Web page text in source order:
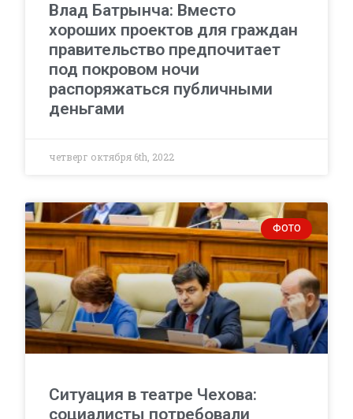
Влад Батрынча: Вместо
хороших проектов для граждан
правительство предпочитает
под покровом ночи
распоряжаться публичными
деньгами
четверг октября 6th, 2022
ФОТО
Ситуация в театре Чехова:
социалисты потребовали